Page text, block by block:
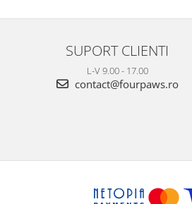
SUPORT CLIENTI
L-V 9.00 - 17.00
contact@fourpaws.ro